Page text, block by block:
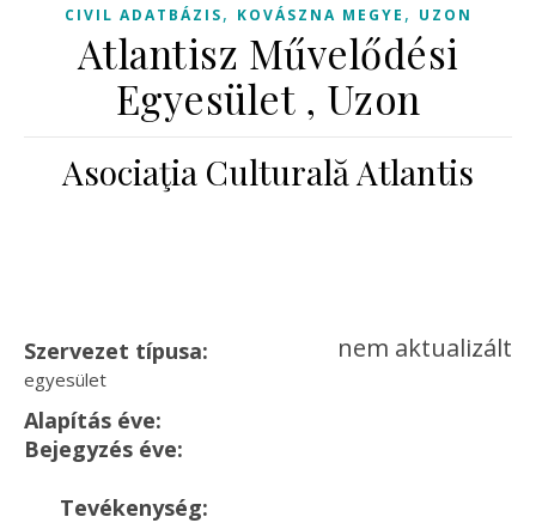
CIVIL ADATBÁZIS, KOVÁSZNA MEGYE , UZON
Atlantisz Művelődési
Egyesület , Uzon
Asociaţia Culturală Atlantis
Szervezet típusa:
egyesület
nem aktualizált
Alapítás éve:
Bejegyzés éve:
Tevékenység: